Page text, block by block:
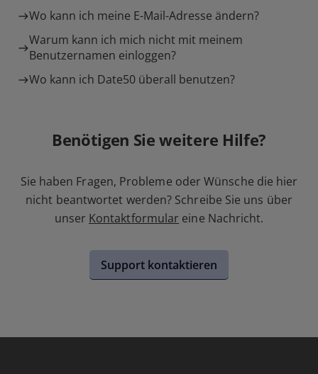
Wo kann ich meine E-Mail-Adresse ändern?
Warum kann ich mich nicht mit meinem
Benutzernamen einloggen?
Wo kann ich Date50 überall benutzen?
Benötigen Sie weitere Hilfe?
Sie haben Fragen, Probleme oder Wünsche die hier
nicht beantwortet werden? Schreibe Sie uns über
unser Kontaktformular eine Nachricht.
Support kontaktieren